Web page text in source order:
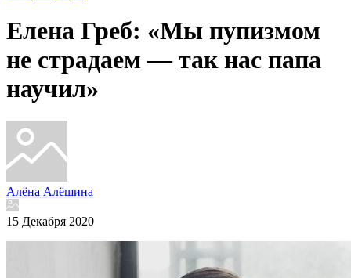
Елена Греб: «Мы пупизмом
не страдаем — так нас папа
научил»
Алёна Алёшина
15 Декабря 2020